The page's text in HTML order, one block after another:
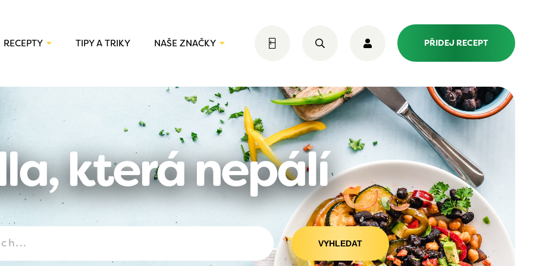
RECEPTY TIPY A TRIKY NAŠE ZNAČKY PŘIDEJ RECEPT
která nepálí
VYHLEDAT